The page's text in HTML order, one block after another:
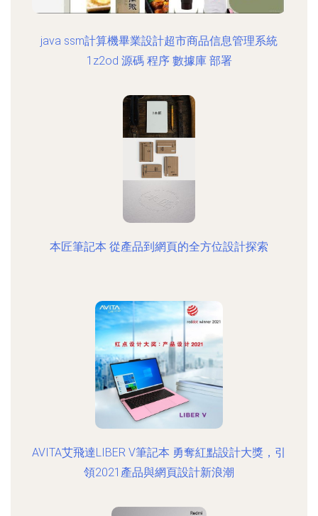
java ssm計算機畢業設計超市商品信息管理系統
1z2od 源碼 程序 數據庫 部署
本匠筆記本 從產品到網頁的全方位設計探索
AVITA艾飛達LIBER V筆記本 勇奪紅點設計大獎，引
領2021產品與網頁設計新浪潮